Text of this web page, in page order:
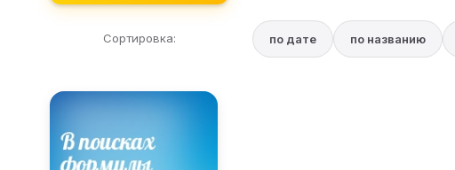
Сортировка: по дате по названию